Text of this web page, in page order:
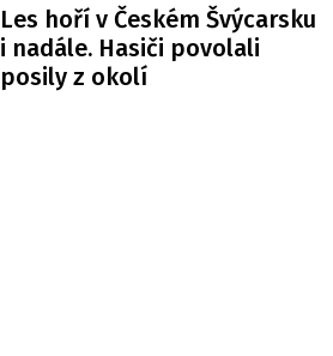
Les hoří v Českém Švýcarsku
i nadále. Hasiči povolali
posily z okolí